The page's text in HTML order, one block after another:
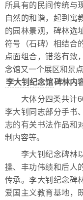
所具有的民间传统与
自然的和谐，起到寓
的园林景观，碑林选
符号（石碑）相结合
点面组合，错落有致
念馆又一个展区和景点
李大钊纪念馆碑林内
大体分四类共计60
李大钊同志部分手书
志的有关书法作品和
制内容等。
李大钊纪念碑林以
操、丰功伟绩和后人
传承。李大钊纪念碑
爱国主义教育基地，